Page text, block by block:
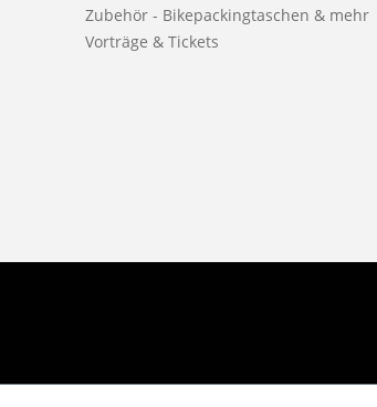
Zubehör - Bikepackingtaschen & mehr
Vorträge & Tickets